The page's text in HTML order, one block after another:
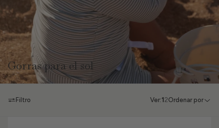
Gorras para el sol
Filtro Ver:1 2Ordenar por